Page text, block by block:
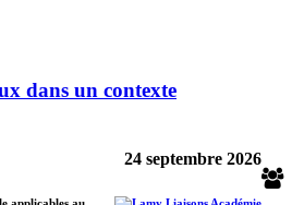
dans un contexte
24 septembre 2026